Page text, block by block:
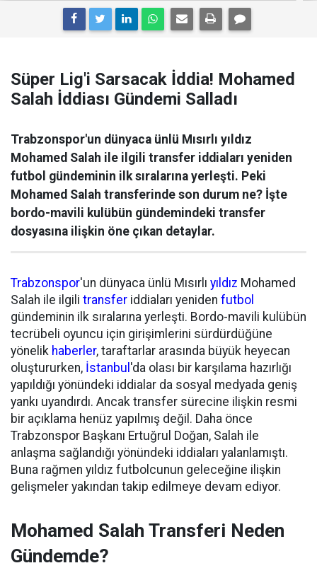
Süper Lig'i Sarsacak İddia! Mohamed
Salah İddiası Gündemi Salladı
Trabzonspor'un dünyaca ünlü Mısırlı yıldız
Mohamed Salah ile ilgili transfer iddiaları yeniden
futbol gündeminin ilk sıralarına yerleşti. Peki
Mohamed Salah transferinde son durum ne? İşte
bordo-mavili kulübün gündemindeki transfer
dosyasına ilişkin öne çıkan detaylar.
Trabzonspor'un dünyaca ünlü Mısırlı yıldız Mohamed
Salah ile ilgili transfer iddiaları yeniden futbol
gündeminin ilk sıralarına yerleşti. Bordo-mavili kulübün
tecrübeli oyuncu için girişimlerini sürdürdüğüne
yönelik haberler, taraftarlar arasında büyük heyecan
oluştururken, İstanbul 'da olası bir karşılama hazırlığı
yapıldığı yönündeki iddialar da sosyal medyada geniş
yankı uyandırdı. Ancak transfer sürecine ilişkin resmi
bir açıklama henüz yapılmış değil. Daha önce
Trabzonspor Başkanı Ertuğrul Doğan, Salah ile
anlaşma sağlandığı yönündeki iddiaları yalanlamıştı.
Buna rağmen yıldız futbolcunun geleceğine ilişkin
gelişmeler yakından takip edilmeye devam ediyor.
Mohamed Salah Transferi Neden
Gündemde?